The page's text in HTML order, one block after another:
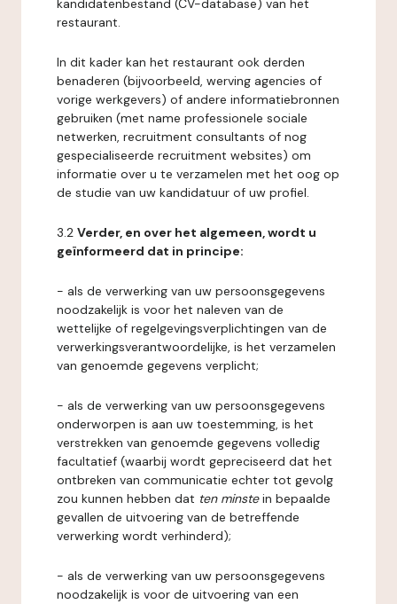
kandidatenbestand (CV-database) van het
restaurant.
In dit kader kan het restaurant ook derden
benaderen (bijvoorbeeld, werving agencies of
vorige werkgevers) of andere informatiebronnen
gebruiken (met name professionele sociale
netwerken, recruitment consultants of nog
gespecialiseerde recruitment websites) om
informatie over u te verzamelen met het oog op
de studie van uw kandidatuur of uw profiel.
3.2 Verder, en over het algemeen, wordt u
geïnformeerd dat in principe:
- als de verwerking van uw persoonsgegevens
noodzakelijk is voor het naleven van de
wettelijke of regelgevingsverplichtingen van de
verwerkingsverantwoordelijke, is het verzamelen
van genoemde gegevens verplicht;
- als de verwerking van uw persoonsgegevens
onderworpen is aan uw toestemming, is het
verstrekken van genoemde gegevens volledig
facultatief (waarbij wordt gepreciseerd dat het
ontbreken van communicatie echter tot gevolg
zou kunnen hebben dat ten minstein bepaalde
gevallen de uitvoering van de betreffende
verwerking wordt verhinderd);
- als de verwerking van uw persoonsgegevens
noodzakelijk is voor de uitvoering van een